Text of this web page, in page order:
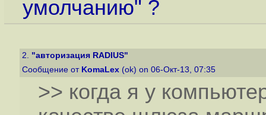
умолчанию" ?
2. "авторизация RADIUS"
Сообщение от KomaLex (ok) on 06-Окт-13, 07:35
>> когда я у